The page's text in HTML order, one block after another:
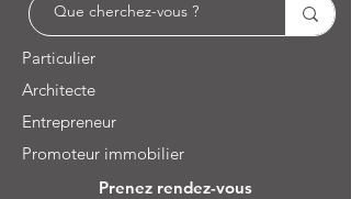
Particulier
Architecte
Entrepreneur
Promoteur immobilier
Prenez rendez-vous